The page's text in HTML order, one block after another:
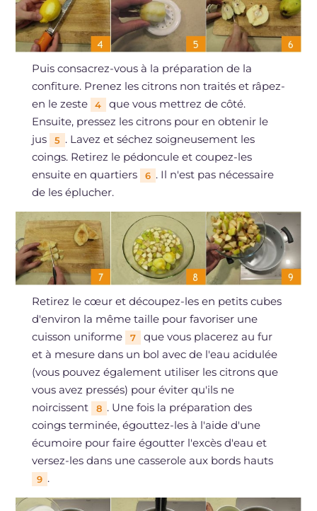
Puis consacrez-vous à la préparation de la
confiture. Prenez les citrons non traités et râpez-
en le zeste
4
que vous mettrez de côté.
Ensuite, pressez les citrons pour en obtenir le
jus
5 . Lavez et séchez soigneusement les
coings. Retirez le pédoncule et coupez-les
ensuite en quartiers
6 . Il n'est pas nécessaire
de les éplucher.
Retirez le cœur et découpez-les en petits cubes
d'environ la même taille pour favoriser une
cuisson uniforme
7
que vous placerez au fur
et à mesure dans un bol avec de l'eau acidulée
(vous pouvez également utiliser les citrons que
vous avez pressés) pour éviter qu'ils ne
noircissent
8 . Une fois la préparation des
coings terminée, égouttez-les à l'aide d'une
écumoire pour faire égoutter l'excès d'eau et
versez-les dans une casserole aux bords hauts
9 .